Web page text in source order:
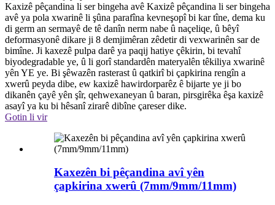
Kaxizê pêçandina li ser bingeha avê Kaxizê pêçandina li ser bingeha
avê ya pola xwarinê li şûna parafîna kevneşopî bi kar tîne, dema ku
di germ an sermayê de tê danîn nerm nabe û naçeliqe, û bêyî
deformasyonê dikare ji 8 demjimêran zêdetir di vexwarinên sar de
bimîne. Ji kaxezê pulpa darê ya paqij hatiye çêkirin, bi tevahî
biyodegradable ye, û li gorî standardên materyalên têkiliya xwarinê
yên YE ye. Bi şêwazên rasterast û qatkirî bi çapkirina rengîn a
xwerû peyda dibe, ew kaxizê hawirdorparêz ê bijarte ye ji bo
dikanên çayê yên şîr, qehwexaneyan û baran, pirsgirêka êşa kaxizê
asayî ya ku bi hêsanî zirarê dibîne çareser dike.
Gotin li vir
Kaxezên bi pêçandina avî yên
çapkirina xwerû (7mm/9mm/11mm)